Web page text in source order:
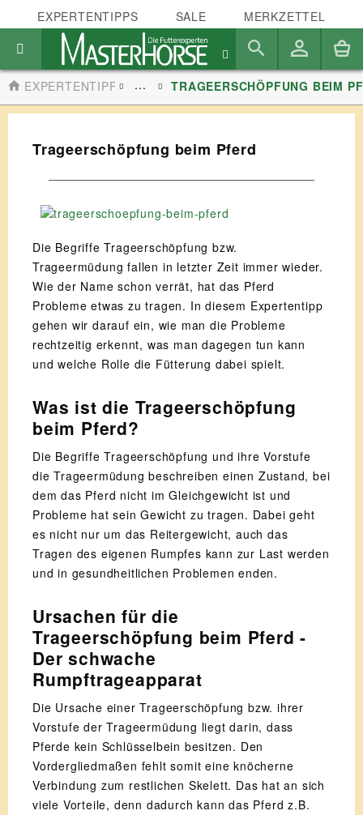
EXPERTENTIPPS SALE MERKZETTEL
EXPERTENTIPPS ... TRAGEERSCHÖPFUNG BEIM
Trageerschöpfung beim Pferd
Die Begriffe Trageerschöpfung bzw.
Trageermüdung fallen in letzter Zeit immer wieder.
Wie der Name schon verrät, hat das Pferd
Probleme etwas zu tragen. In diesem Expertentipp
gehen wir darauf ein, wie man die Probleme
rechtzeitig erkennt, was man dagegen tun kann
und welche Rolle die Fütterung dabei spielt.
Was ist die Trageerschöpfung
beim Pferd?
Die Begriffe Trageerschöpfung und ihre Vorstufe
die Trageermüdung beschreiben einen Zustand, bei
dem das Pferd nicht im Gleichgewicht ist und
Probleme hat sein Gewicht zu tragen. Dabei geht
es nicht nur um das Reitergewicht, auch das
Tragen des eigenen Rumpfes kann zur Last werden
und in gesundheitlichen Problemen enden.
Ursachen für die
Trageerschöpfung beim Pferd -
Der schwache
Rumpftrageapparat
Die Ursache einer Trageerschöpfung bzw. ihrer
Vorstufe der Trageermüdung liegt darin, dass
Pferde kein Schlüsselbein besitzen. Den
Vordergliedmaßen fehlt somit eine knöcherne
Verbindung zum restlichen Skelett. Das hat an sich
viele Vorteile, denn dadurch kann das Pferd z.B.